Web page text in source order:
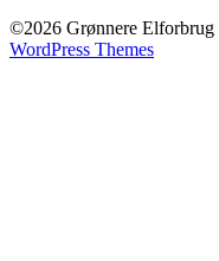
©2026 Grønnere Elforbrug
WordPress Themes